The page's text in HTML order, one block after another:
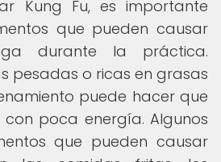
Kung Fu, es importante
que pueden causar
durante la práctica.
pesadas o ricas en grasas
puede hacer que
poca energía. Algunos
que pueden causar